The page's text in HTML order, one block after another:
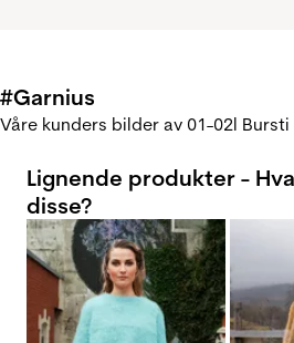
#Garnius
Våre kunders bilder av 01-02l
Lignende produkter -
disse?